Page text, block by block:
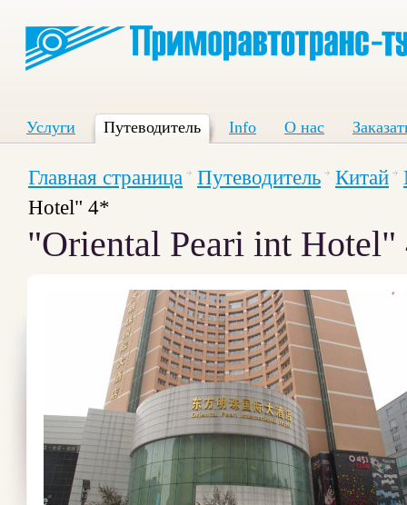
Услуги Путеводитель Info О нас
Главная страница Путеводитель Китай
Hotel" 4*
"Oriental Peari int